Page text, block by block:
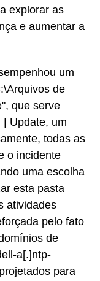
explorar as
e aumentar a
um
de
que serve
Update, um
todas as
o incidente
uma escolha
esta pasta
atividades
pelo fato
de
a[.]ntp-
para